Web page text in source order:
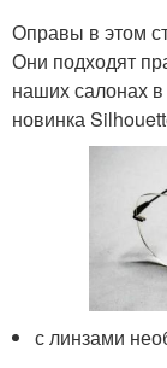
Оправы в этом
Они подходят
наших салонах
новинка
с линзами